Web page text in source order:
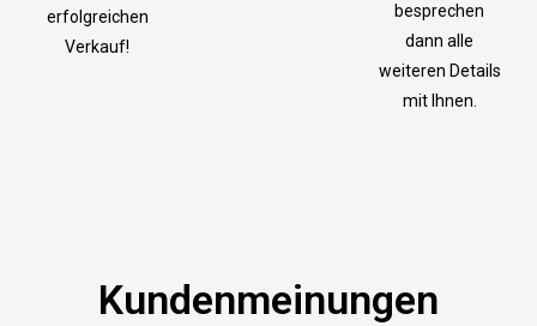
erfolgreichen
Verkauf!
besprechen
dann alle
weiteren Details
mit Ihnen.
Kundenmeinungen